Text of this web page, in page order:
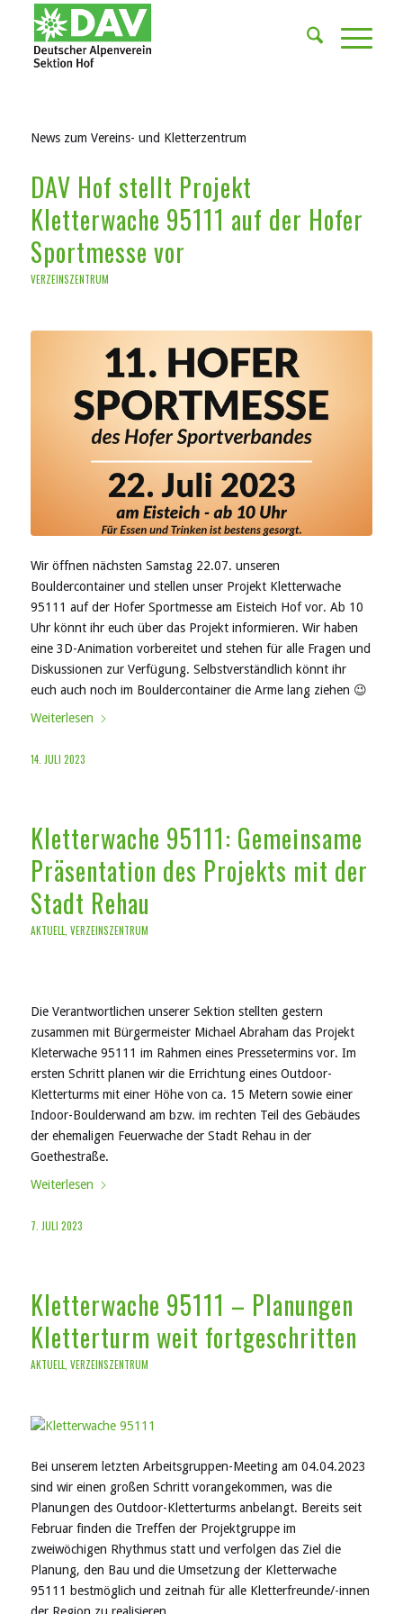
News zum Vereins- und Kletterzentrum
DAV Hof stellt Projekt
Kletterwache 95111 auf der Hofer
Sportmesse vor
VERZEINSZENTRUM
Wir öffnen nächsten Samstag 22.07. unseren
Bouldercontainer und stellen unser Projekt Kletterwache
95111 auf der Hofer Sportmesse am Eisteich Hof vor. Ab 10
Uhr könnt ihr euch über das Projekt informieren. Wir haben
eine 3D-Animation vorbereitet und stehen für alle Fragen und
Diskussionen zur Verfügung. Selbstverständlich könnt ihr
euch auch noch im Bouldercontainer die Arme lang ziehen 😉
Weiterlesen
14. JULI 2023
Kletterwache 95111: Gemeinsame
Präsentation des Projekts mit der
Stadt Rehau
AKTUELL VERZEINSZENTRUM
Die Verantwortlichen unserer Sektion stellten gestern
zusammen mit Bürgermeister Michael Abraham das Projekt
Kleterwache 95111 im Rahmen eines Pressetermins vor. Im
ersten Schritt planen wir die Errichtung eines Outdoor-
Kletterturms mit einer Höhe von ca. 15 Metern sowie einer
Indoor-Boulderwand am bzw. im rechten Teil des Gebäudes
der ehemaligen Feuerwache der Stadt Rehau in der
Goethestraße.
Weiterlesen
7. JULI 2023
Kletterwache 95111 – Planungen
Kletterturm weit fortgeschritten
AKTUELL VERZEINSZENTRUM
Bei unserem letzten Arbeitsgruppen-Meeting am 04.04.2023
sind wir einen großen Schritt vorangekommen, was die
Planungen des Outdoor-Kletterturms anbelangt. Bereits seit
Februar finden die Treffen der Projektgruppe im
zweiwöchigen Rhythmus statt und verfolgen das Ziel die
Planung, den Bau und die Umsetzung der Kletterwache
95111 bestmöglich und zeitnah für alle Kletterfreunde/-innen